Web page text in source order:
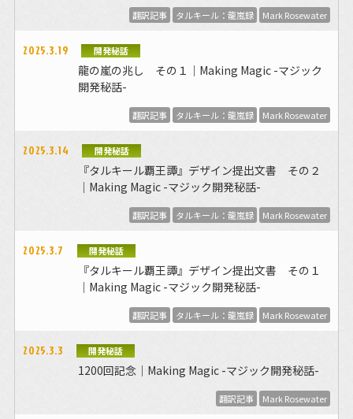
翻訳記事 タルキール：龍嵐録 Mark Rosewater
2025.3.19 開発秘話
龍の嵐の兆し その１｜Making Magic -マジック
開発秘話-
翻訳記事 タルキール：龍嵐録 Mark Rosewater
2025.3.14 開発秘話
『タルキール覇王譚』デザイン提出文書 その２
｜Making Magic -マジック開発秘話-
翻訳記事 タルキール：龍嵐録 Mark Rosewater
2025.3.7 開発秘話
『タルキール覇王譚』デザイン提出文書 その１
｜Making Magic -マジック開発秘話-
翻訳記事 タルキール：龍嵐録 Mark Rosewater
2025.3.3 開発秘話
1200回記念｜Making Magic -マジック開発秘話-
翻訳記事 Mark Rosewater